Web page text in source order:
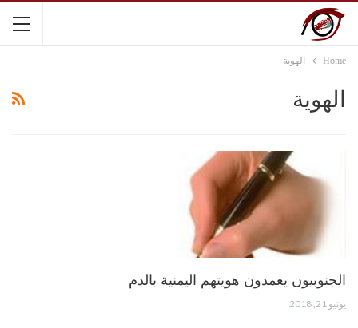
Home الهوية
الهوية
الجنوبيون يعمدون هويتهم اليمنية بالدم
يونيو 21, 2018